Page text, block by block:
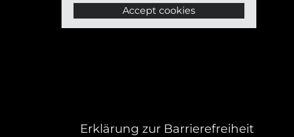
Accept cookies
Erklärung zur Barrierefreiheit